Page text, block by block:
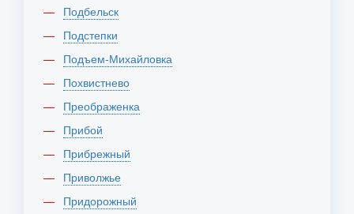
Подбельск
Подстепки
Подъем-Михайловка
Похвистнево
Преображенка
Прибой
Прибрежный
Приволжье
Придорожный